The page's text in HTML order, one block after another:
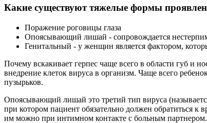
Какие существуют тяжелые формы
Поражение роговицы глаза
Опоясывающий лишай - сопровождается
Генитальный - у женщин является фактором,
Почему вскакивает герпес чаще всего в области губ и
внедрение клеток вируса в организм. Чаще всего
пузырьков.
Опоясывающий лишай это третий тип вируса
при котором пациент обязательно должен обратиться к
им можно при интимном контакте с больным партнером.